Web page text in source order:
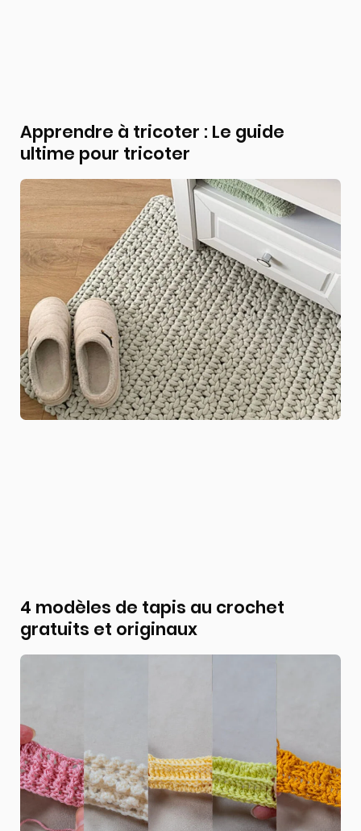
Apprendre à tricoter : Le guide
ultime pour tricoter
4 modèles de tapis au crochet
gratuits et originaux